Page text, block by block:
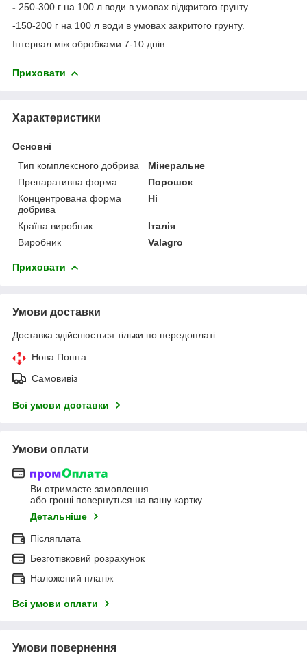
- 250-300 г на 100 л води в умовах відкритого грунту.
-150-200 г на 100 л води в умовах закритого грунту.
Інтервал між обробками 7-10 днів.
Приховати
Характеристики
Основні
Тип комплексного добрива
Мінеральне
Препаративна форма
Порошок
Концентрована форма
добрива
Ні
Країна виробник
Італія
Виробник
Valagro
Приховати
Умови доставки
Доставка здійснюється тільки по передоплаті.
Нова Пошта
Самовивіз
Всі умови доставки
Умови оплати
Ви отримаєте замовлення
або гроші повернуться на вашу картку
Детальніше
Післяплата
Безготівковий розрахунок
Наложений платіж
Всі умови оплати
Умови повернення